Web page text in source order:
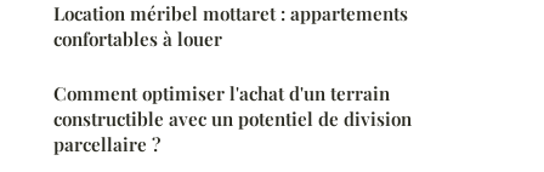
Location méribel mottaret : appartements
confortables à louer
Comment optimiser l'achat d'un terrain
constructible avec un potentiel de division
parcellaire ?